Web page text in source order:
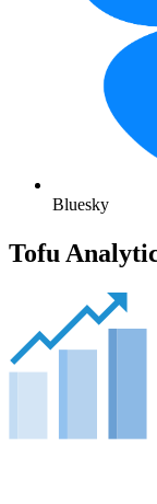
Bluesky
Tofu